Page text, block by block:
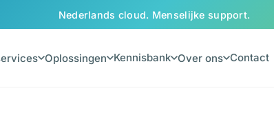
Nederlands cloud. Menselijke support.
Oplossingen Kennisbank Over ons Contact